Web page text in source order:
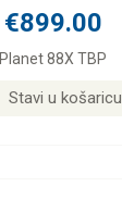
€899.00
Planet 88X TBP
Stavi u košaricu